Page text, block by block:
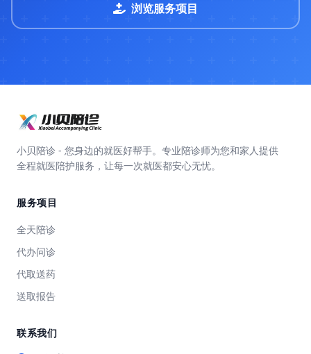
浏览服务项目
小贝陪诊 - 您身边的就医好帮手。专业陪诊师为您和家人提供
全程就医陪护服务，让每一次就医都安心无忧。
服务项目
全天陪诊
代办问诊
代取送药
送取报告
联系我们